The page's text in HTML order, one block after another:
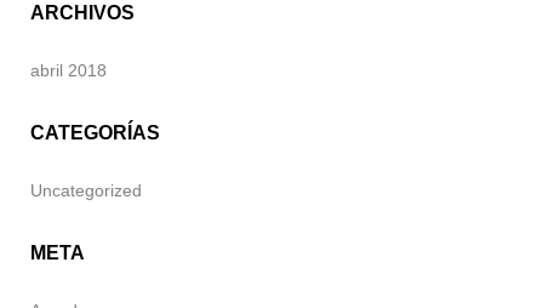
ARCHIVOS
abril 2018
CATEGORÍAS
Uncategorized
META